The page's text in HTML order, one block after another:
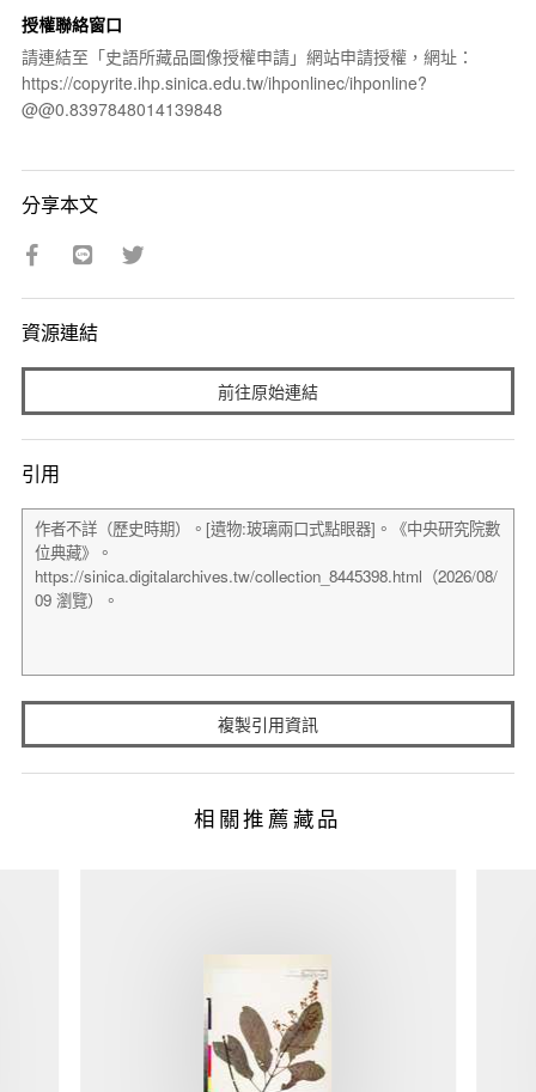
授權聯絡窗口
請連結至「史語所藏品圖像授權申請」網站申請授權，網址：
https://copyrite.ihp.sinica.edu.tw/ihponlinec/ihponline?
@@0.8397848014139848
分享本文
資源連結
前往原始連結
引用
複製引用資訊
相關推薦藏品